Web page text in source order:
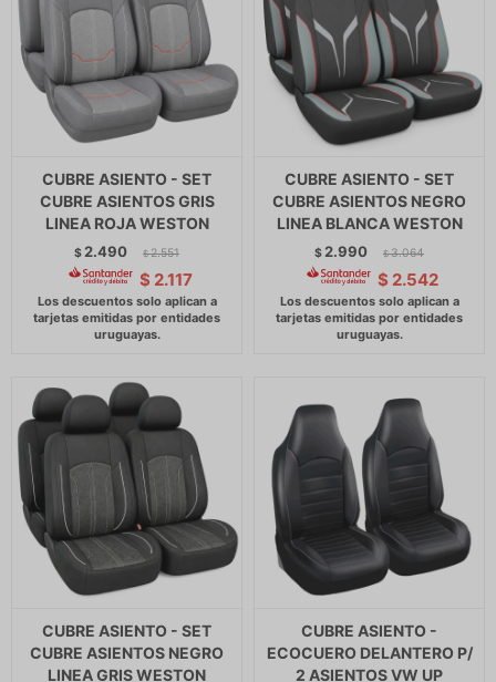
CUBRE ASIENTO - SET
CUBRE ASIENTOS GRIS
LINEA ROJA WESTON
$ 2.490 $ 2.551
$ 2.117
CUBRE ASIENTO - SET
CUBRE ASIENTOS NEGRO
LINEA BLANCA WESTON
$ 2.990 $ 3.064
$ 2.542
CUBRE ASIENTO - SET
CUBRE ASIENTOS NEGRO
LINEA GRIS WESTON
CUBRE ASIENTO -
ECOCUERO DELANTERO P/
2 ASIENTOS VW UP